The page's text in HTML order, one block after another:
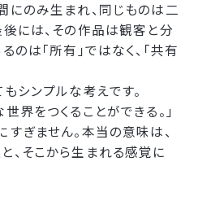
にのみ生まれ、同じものは二
後には、その作品は観客と分
のは「所有」ではなく、「共有
シンプルな考えです。
界をつくることができる。」
ぎません。本当の意味は、
、そこから生まれる感覚に